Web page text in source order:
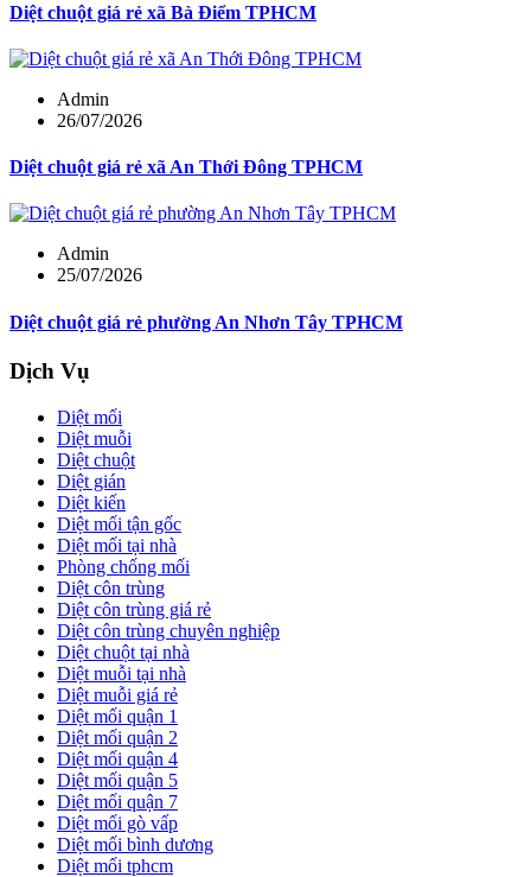
Diệt chuột giá rẻ xã Bà Điểm TPHCM
Admin
26/07/2026
Diệt chuột giá rẻ xã An Thới Đông TPHCM
Admin
25/07/2026
Diệt chuột giá rẻ phường An Nhơn Tây TPHCM
Dịch Vụ
Diệt mối
Diệt muỗi
Diệt chuột
Diệt gián
Diệt kiến
Diệt mối tận gốc
Diệt mối tại nhà
Phòng chống mối
Diệt côn trùng
Diệt côn trùng giá rẻ
Diệt côn trùng chuyên nghiệp
Diệt chuột tại nhà
Diệt muỗi tại nhà
Diệt muỗi giá rẻ
Diệt mối quận 1
Diệt mối quận 2
Diệt mối quận 4
Diệt mối quận 5
Diệt mối quận 7
Diệt mối gò vấp
Diệt mối bình dương
Diệt mối tphcm